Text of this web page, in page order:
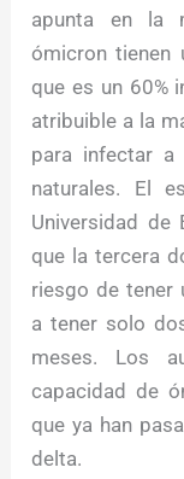
apunta en la
ómicron tienen
que es un 60%
atribuible a la
para infectar a
naturales. El
Universidad de
que la tercera
riesgo de tener
a tener solo
meses. Los
capacidad de
que ya han
delta.